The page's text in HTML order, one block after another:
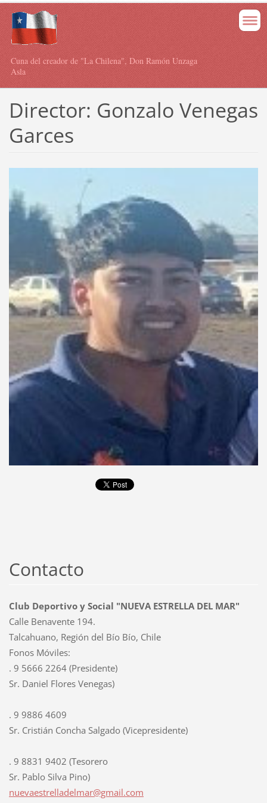
Cuna del creador de "La Chilena", Don Ramón Unzaga
Asla
Director: Gonzalo Venegas
Garces
Contacto
Club Deportivo y Social "NUEVA ESTRELLA DEL MAR"
Calle Benavente 194.
Talcahuano, Región del Bío Bío, Chile
Fonos Móviles:
. 9 5666 2264 (Presidente)
Sr. Daniel Flores Venegas)
. 9 9886 4609
Sr. Cristián Concha Salgado (Vicepresidente)
. 9 8831 9402 (Tesorero
Sr. Pablo Silva Pino)
nuevaestrelladelmar@gmail.com